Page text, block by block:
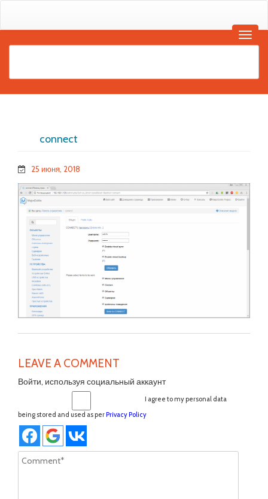
connect
25 июня, 2018
LEAVE A COMMENT
Войти, используя социальный аккаунт
I agree to my personal data
being stored and used as perPrivacy Policy